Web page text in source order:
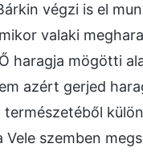
végzi is el
valaki
haragja mögötti
azért gerjed
szemben